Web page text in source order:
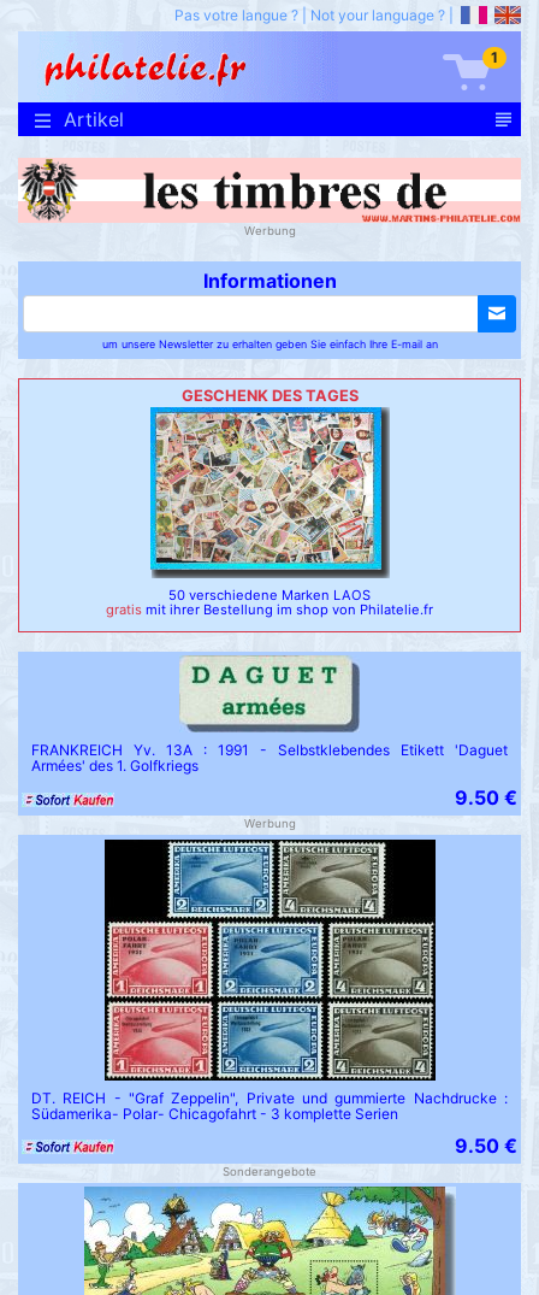
Pas votre langue ? Not your language ?
1
Artikel
Werbung
Informationen
um unsere Newsletter zu erhalten geben Sie einfach Ihre E-mail an
GESCHENK DES TAGES
50 verschiedene Marken LAOS
gratis mit ihrer Bestellung im shop von Philatelie.fr
FRANKREICH Yv. 13A : 1991 - Selbstklebendes Etikett 'Daguet
Armées' des 1. Golfkriegs
9.50 €
Werbung
DT. REICH - "Graf Zeppelin", Private und gummierte Nachdrucke :
Südamerika- Polar- Chicagofahrt - 3 komplette Serien
9.50 €
Sonderangebote